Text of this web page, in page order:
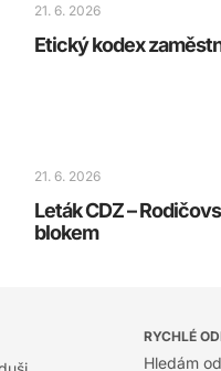
21. 6. 2026
Etický kodex
21. 6. 2026
Leták CDZ –
blokem
RYCHLÉ
Hledám